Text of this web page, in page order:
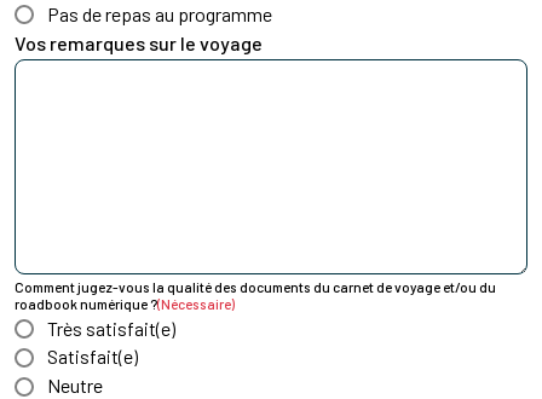
Pas de repas au programme
Vos remarques sur le voyage
Comment jugez-vous la qualité des documents du carnet de voyage et/ou du
roadbook numérique ?(Nécessaire)
Très satisfait(e)
Satisfait(e)
Neutre